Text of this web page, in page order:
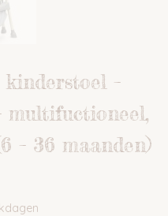
–
multifuctioneel,
– 36 maanden)